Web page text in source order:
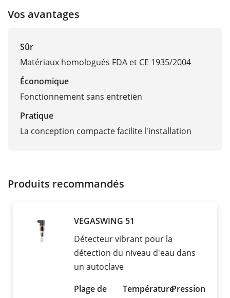
Vos avantages
Sûr
Matériaux homologués FDA et CE 1935/2004
Économique
Fonctionnement sans entretien
Pratique
La conception compacte facilite l'installation
Produits recommandés
VEGASWING 51
Détecteur vibrant pour la
détection du niveau d'eau dans
un autoclave
Plage de
TempératurePression